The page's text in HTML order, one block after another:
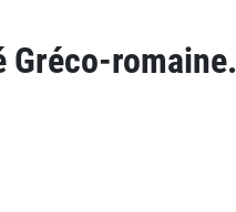
romaine.